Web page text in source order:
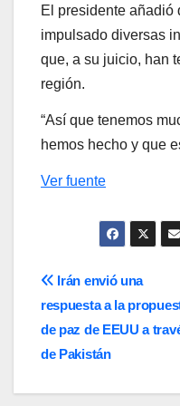
El presidente añadió
impulsado diversas
que, a su juicio, han
región.
“Así que tenemos
hemos hecho y que
Ver fuente
de
entradas
Irán envió una
respuesta a la
de paz de EEUU a
de Pakistán